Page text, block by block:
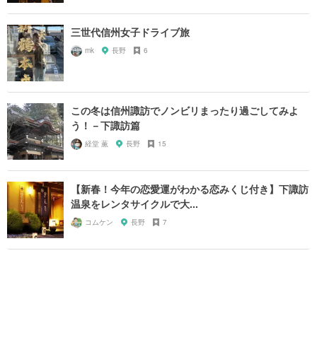
三世代信州女子ドライブ旅
mk 長野 6
この冬は信州諏訪でノンビリまったり過ごしてみよ
う！－下諏訪篇
経堂 薫 長野 15
【新春！今年の恋愛運がわかる恋みくじ付き】下諏訪
温泉をレンタサイクルで大...
コムケン 長野 7